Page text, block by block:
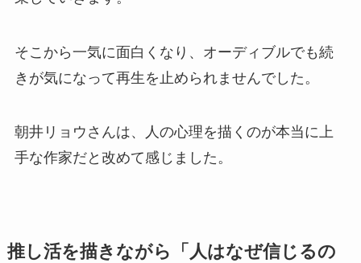
そこから一気に面白くなり、オーディブルでも続
きが気になって再生を止められませんでした。
朝井リョウさんは、人の心理を描くのが本当に上
手な作家だと改めて感じました。
推し活を描きながら「人はなぜ信じるの